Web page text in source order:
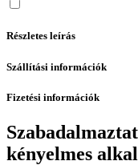
Részletes leírás
Szállítási információk
Fizetési információk
kényelmes